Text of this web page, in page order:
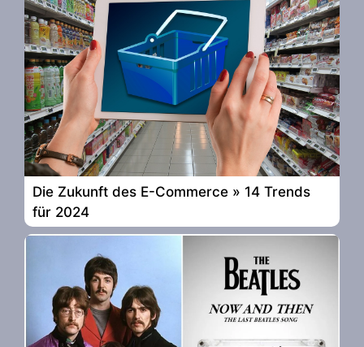
Die Zukunft des E-Commerce » 14 Trends
für 2024